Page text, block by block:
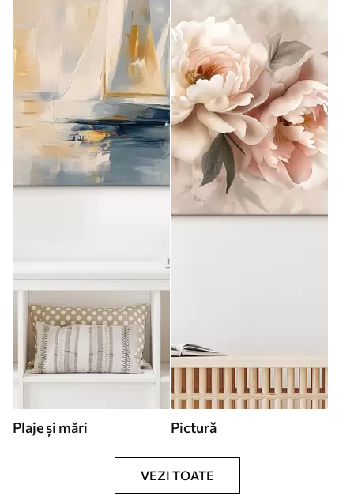
Plaje și mări Pictură
VEZI TOATE